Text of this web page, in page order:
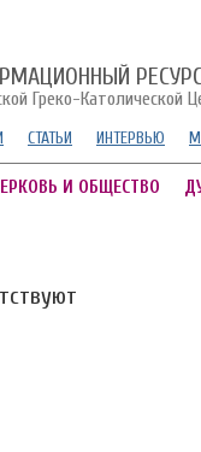
Греко-Католической
СТАТЬИ ИНТЕРВЬЮ
И ОБЩЕСТВО